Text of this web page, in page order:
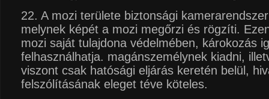
22. A mozi területe biztonsági
melynek képét a mozi megőrzi és rögzíti.
mozi saját tulajdona védelmében, károkozás
felhasználhatja. magánszemélynek kiadni,
viszont csak hatósági eljárás keretén belül,
felszólításának eleget téve köteles.